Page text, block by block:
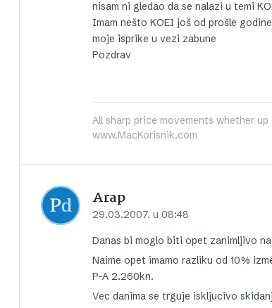
nisam ni gledao da se nalazi u temi
Imam nešto KOEI još od prošle
moje isprike u vezi zabune
Pozdrav
All sharp price movements whether
www.MacKorisnik.com
Arap
29.03.2007. u 08:48
Danas bi moglo biti opet zanimljivo na
Naime opet imamo razliku od 10%
P-A 2.260kn.
Vec danima se trguje iskljucivo